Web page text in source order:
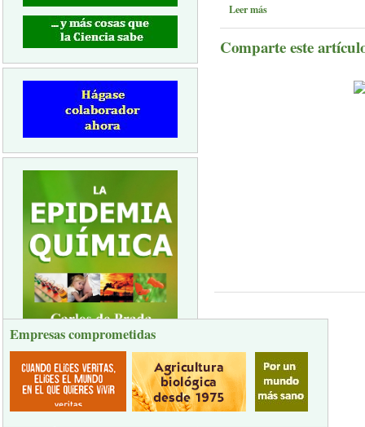
Leer más
Comparte este
Empresas comprometidas